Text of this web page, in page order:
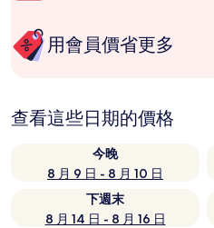
用會員價省更多
查看這些日期的價格
今晚
8 月 9 日 - 8 月 10 日
下週末
8 月 14 日 - 8 月 16 日